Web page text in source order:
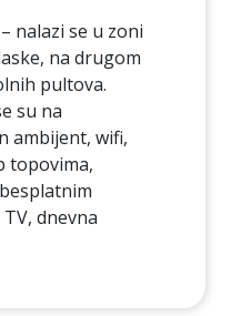
– nalazi se u zoni
na drugom
pultova.
su na
ambijent, wifi,
topovima,
dnevna